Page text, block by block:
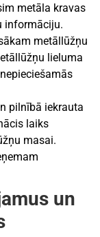
metāla kravas
informāciju.
metāllūžņu
lieluma
pilnībā iekrauta
laiks
masai.
un